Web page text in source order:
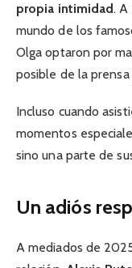
propia intimidad. A
mundo de los
Olga optaron por
posible de la
Incluso cuando
momentos
sino una parte de
Un adiós
A mediados de